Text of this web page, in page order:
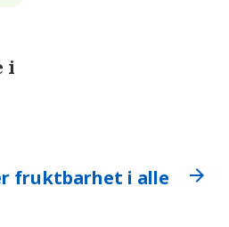
i
fruktbarhet i alle
arrow_forward